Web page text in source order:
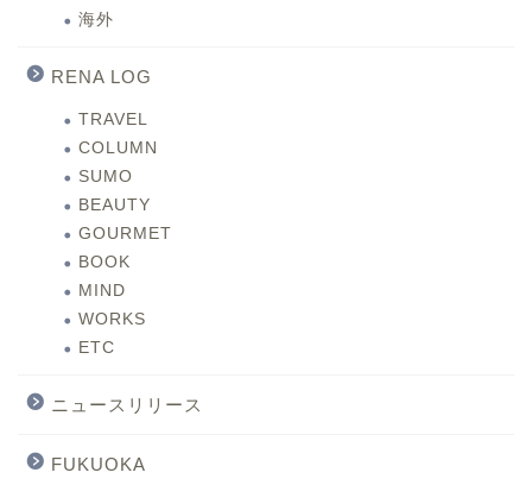
海外
RENA LOG
TRAVEL
COLUMN
SUMO
BEAUTY
GOURMET
BOOK
MIND
WORKS
ETC
ニュースリリース
FUKUOKA